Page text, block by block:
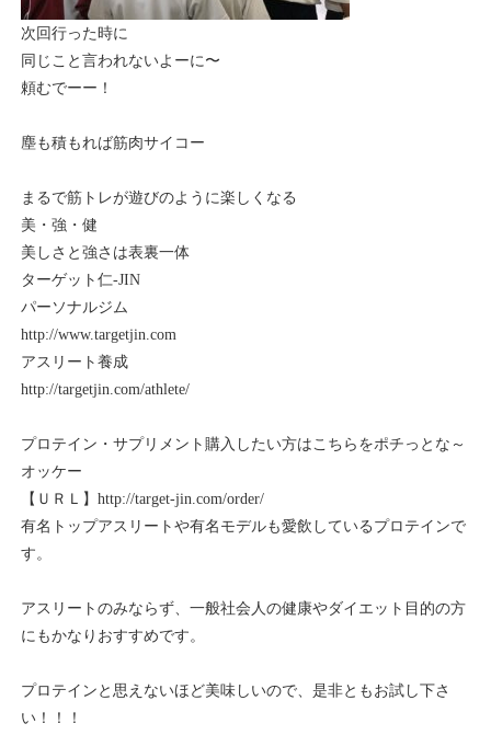
次回行った時に
同じこと言われないよーに〜
頼むでーー！
塵も積もれば筋肉サイコー
まるで筋トレが遊びのように楽しくなる
美・強・健
美しさと強さは表裏一体
ターゲット仁-JIN
パーソナルジム
http://www.targetjin.com
アスリート養成
http://targetjin.com/athlete/
プロテイン・サプリメント購入したい方はこちらをポチっとな～
オッケー
【ＵＲＬ】http://target-jin.com/order/
有名トップアスリートや有名モデルも愛飲しているプロテインで
す。
アスリートのみならず、一般社会人の健康やダイエット目的の方
にもかなりおすすめです。
プロテインと思えないほど美味しいので、是非ともお試し下さ
い！！！